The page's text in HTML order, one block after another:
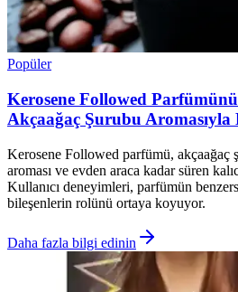
Popüler
Kerosene Followed
Akçaağaç Şurubu
Kerosene Followed parfümü, akçaağaç
aroması ve evden araca kadar süren
Kullanıcı deneyimleri, parfümün
bileşenlerin rolünü ortaya koyuyor.
Daha fazla bilgi edinin